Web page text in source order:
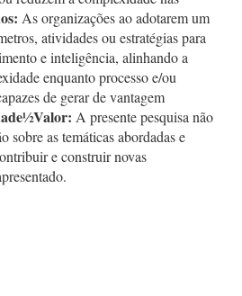
As organizações ao adotarem um
atividades ou estratégias para
e inteligência, alinhando a
enquanto processo e/ou
de gerar de vantagem
½Valor: A presente pesquisa não
sobre as temáticas abordadas e
e construir novas